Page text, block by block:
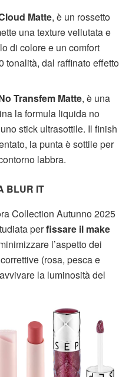
Matte, è un rossetto
una texture vellutata e
di colore e un comfort
tonalità, dal raffinato effetto
Transfem Matte, è una
la formula liquida no
stick ultrasottile. Il finish
la punta è sottile per
labbra.
BLUR IT
Collection Autunno 2025
perfissare il make
l’aspetto dei
(rosa, pesca e
la luminosità del